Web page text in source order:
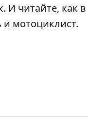
. И читайте, как в
и мотоциклист.